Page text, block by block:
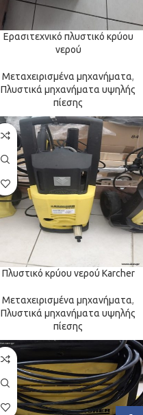
Ερασιτεχνικό πλυστικό κρύου
νερού
Μεταχειρισμένα μηχανήματα,
Πλυστικά μηχανήματα υψηλής
πίεσης
Πλυστικό κρύου νερού Karcher
Μεταχειρισμένα μηχανήματα,
Πλυστικά μηχανήματα υψηλής
πίεσης